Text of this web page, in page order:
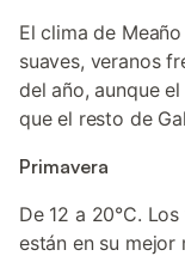
El clima de
suaves, veranos
del año, aunque
que el resto de
Primavera
De 12 a 20°C.
están en su mejor